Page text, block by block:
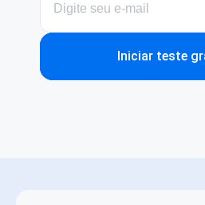
Iniciar teste